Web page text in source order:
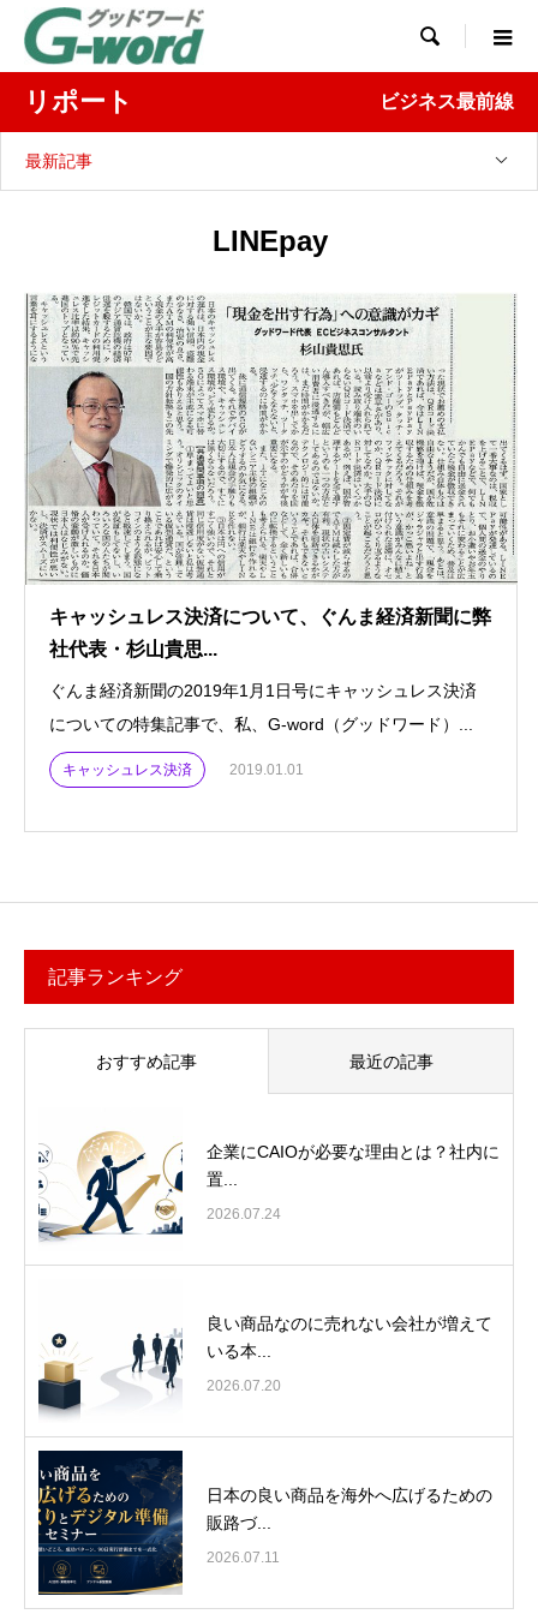

リポート ビジネス最前線
最新記事
LINEpay
キャッシュレス決済について、ぐんま経済新聞に弊
社代表・杉山貴思...
ぐんま経済新聞の2019年1月1日号にキャッシュレス決済
についての特集記事で、私、G-word（グッドワード）...
キャッシュレス決済 2019.01.01
記事ランキング
おすすめ記事 最近の記事
企業にCAIOが必要な理由とは？社内に
置...
2026.07.24
良い商品なのに売れない会社が増えて
いる本...
2026.07.20
日本の良い商品を海外へ広げるための
販路づ...
2026.07.11